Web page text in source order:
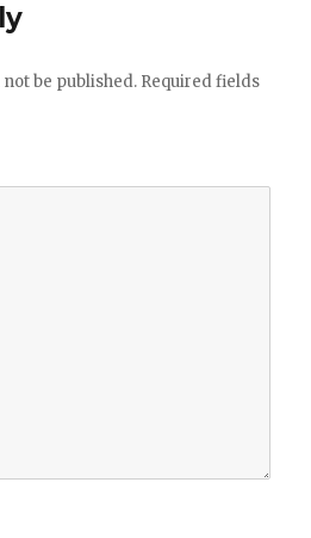
be published. Required fields